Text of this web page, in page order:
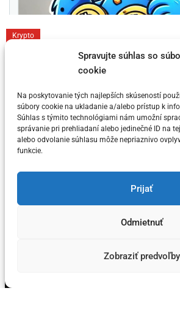
Spravujte súhlas so
cookie
Na poskytovanie tých najlepších skúseností
súbory cookie na ukladanie a/alebo prístup k
Súhlas s týmito technológiami nám umožní
správanie pri prehliadaní alebo jedinečné ID na
alebo odvolanie súhlasu môže nepriaznivo
funkcie.
Prijať
Odmietnuť
Zobraziť predvoľby
Krypto
Toto sú 3 dôvody prečo si
KRYPTO Analytici, že
svoj vrchol v tomto cykle
Posted on5. júla 2024 by meny.sk
You have not selected any currencies to
Copyright © meny.sk/ meny@meny.sk